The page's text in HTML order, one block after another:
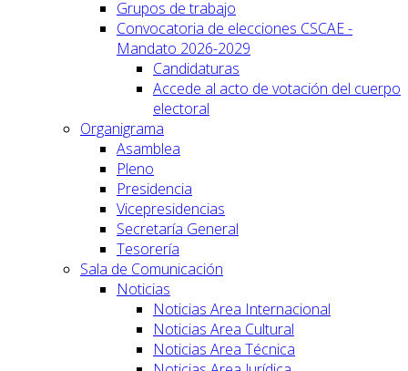
Grupos de trabajo
Convocatoria de elecciones CSCAE -
Mandato 2026-2029
Candidaturas
Accede al acto de votación del cuerpo
electoral
Organigrama
Asamblea
Pleno
Presidencia
Vicepresidencias
Secretaría General
Tesorería
Sala de Comunicación
Noticias
Noticias Area Internacional
Noticias Area Cultural
Noticias Area Técnica